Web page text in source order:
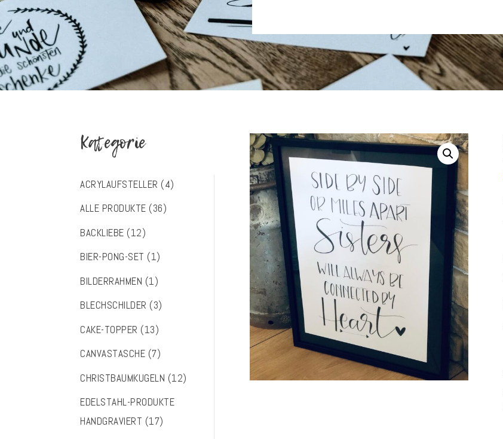
Kategorie
ACRYLAUFSTELLER (4)
ALLE PRODUKTE (36)
BACKLIEBE (12)
BIER-PONG-SET (1)
BILDERRAHMEN (1)
BLECHSCHILDER (3)
CAKE-TOPPER (13)
CANVASTASCHE (7)
CHRISTBAUMKUGELN (12)
EDELSTAHL-PRODUKTE
HANDGRAVIERT (17)